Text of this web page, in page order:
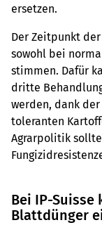
ersetzen.
Der Zeitpunkt
sowohl bei
stimmen. Dafür
dritte
werden, dank
toleranten
Agrarpolitik
Bei IP-Suisse
Blattdünger